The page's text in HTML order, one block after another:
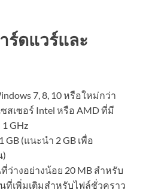
ร์ดแวร์และ
7, 8, 10 หรือใหม่กว่า
ซสเซอร์ Intel หรือ AMD ที่มี
GHz
GB (แนะนำ 2 GB เพื่อ
)
ว่างอย่างน้อย 20 MB สำหรับ
ที่เพิ่มเติมสำหรับไฟล์ชั่วคราว